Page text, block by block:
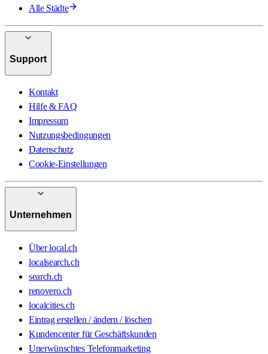
Alle Städte
Support
Kontakt
Hilfe & FAQ
Impressum
Nutzungsbedingungen
Datenschutz
Cookie-Einstellungen
Unternehmen
Über local.ch
localsearch.ch
search.ch
renovero.ch
localcities.ch
Eintrag erstellen / ändern / löschen
Kundencenter für Geschäftskunden
Unerwünschtes Telefonmarketing